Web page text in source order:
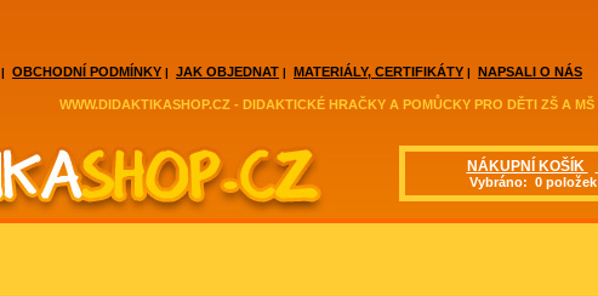
WWW.DIDAKTIKASHOP.CZ - DIDAKTICKÉ HRAČKY A POMŮCKY PRO DĚTI ZŠ A MŠ
| OBCHODNÍ PODMÍNKY | JAK OBJEDNAT | MATERIÁLY, CERTIFIKÁTY | NAPSALI O NÁS
NÁKUPNÍ KOŠÍK
Vybráno: 0 položek